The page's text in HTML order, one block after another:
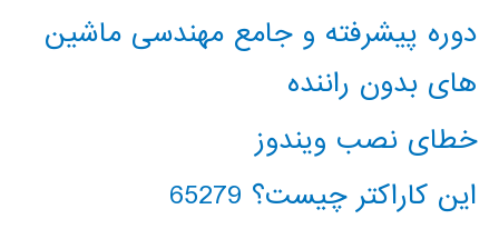
دوره پیشرفته و جامع مهندسی ماشین
های بدون راننده
خطای نصب ویندوز
این کاراکتر چیست؟ 65279